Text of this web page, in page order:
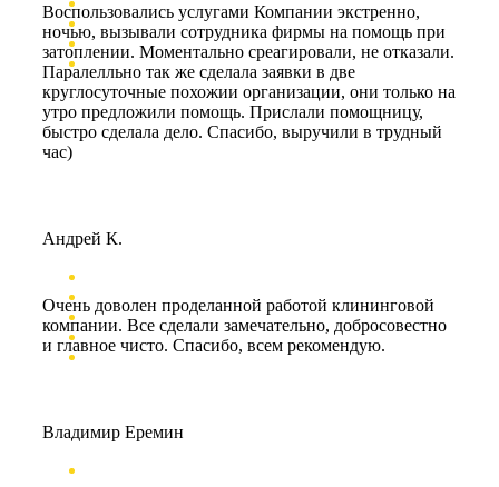
Воспользовались услугами Компании экстренно,
ночью, вызывали сотрудника фирмы на помощь при
затоплении. Моментально среагировали, не отказали.
Паралелльно так же сделала заявки в две
круглосуточные похожии организации, они только на
утро предложили помощь. Прислали помощницу,
быстро сделала дело. Спасибо, выручили в трудный
час)
Очень доволен проделанной работой клининговой
компании. Все сделали замечательно, добросовестно
и главное чисто. Спасибо, всем рекомендую.
Андрей К.
Владимир Еремин